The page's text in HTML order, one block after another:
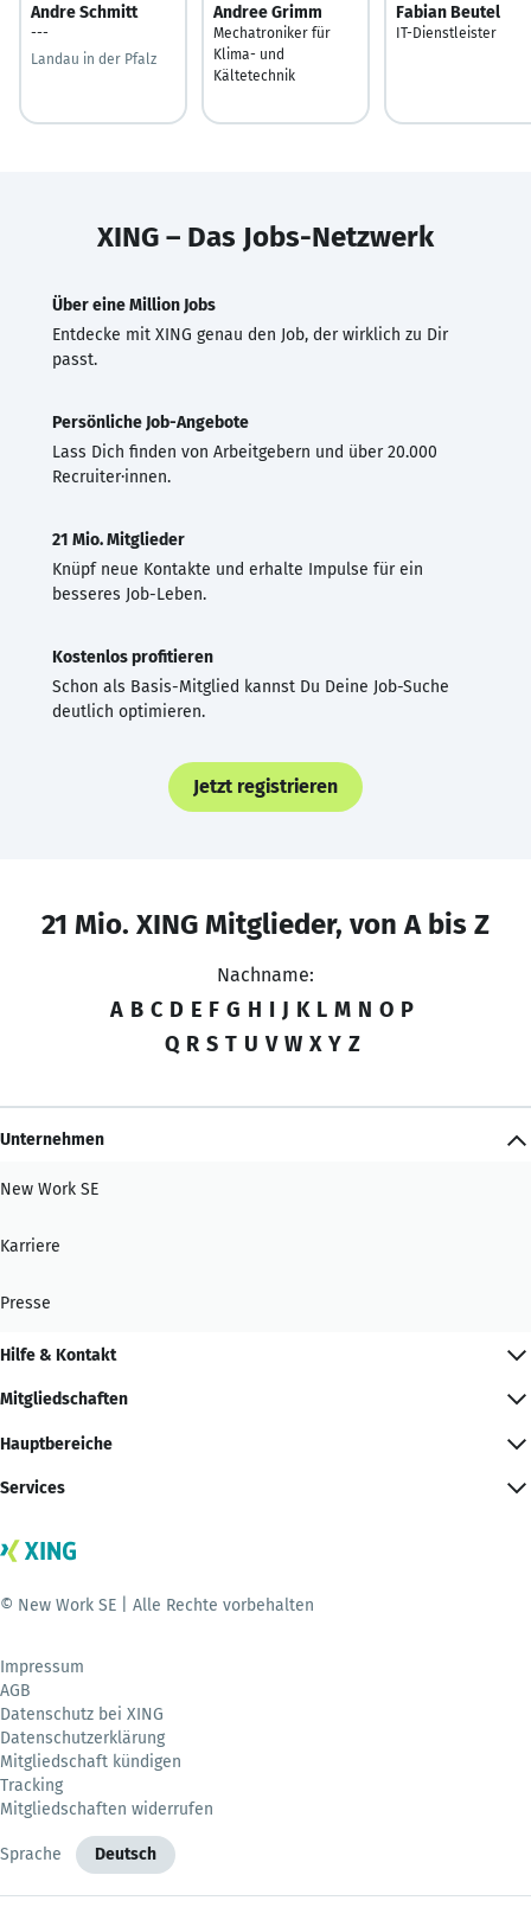
Andre Schmitt
---
Landau in der Pfalz
Andree Grimm
Mechatroniker für
Klima- und
Kältetechnik
Fabian Beutel
IT-Dienstleister
XING – Das Jobs-Netzwerk
Über eine Million Jobs
Entdecke mit XING genau den Job, der wirklich zu Dir
passt.
Persönliche Job-Angebote
Lass Dich finden von Arbeitgebern und über 20.000
Recruiter·innen.
21 Mio. Mitglieder
Knüpf neue Kontakte und erhalte Impulse für ein
besseres Job-Leben.
Kostenlos profitieren
Schon als Basis-Mitglied kannst Du Deine Job-Suche
deutlich optimieren.
Jetzt registrieren
21 Mio. XING Mitglieder, von A bis Z
Nachname:
A B C D E F G H I J K L M N O P
Q R S T U V W X Y Z
Unternehmen
New Work SE
Karriere
Presse
Hilfe & Kontakt
Mitgliedschaften
Hauptbereiche
Services
© New Work SE | Alle Rechte vorbehalten
Impressum
AGB
Datenschutz bei XING
Datenschutzerklärung
Mitgliedschaft kündigen
Tracking
Mitgliedschaften widerrufen
Sprache Deutsch